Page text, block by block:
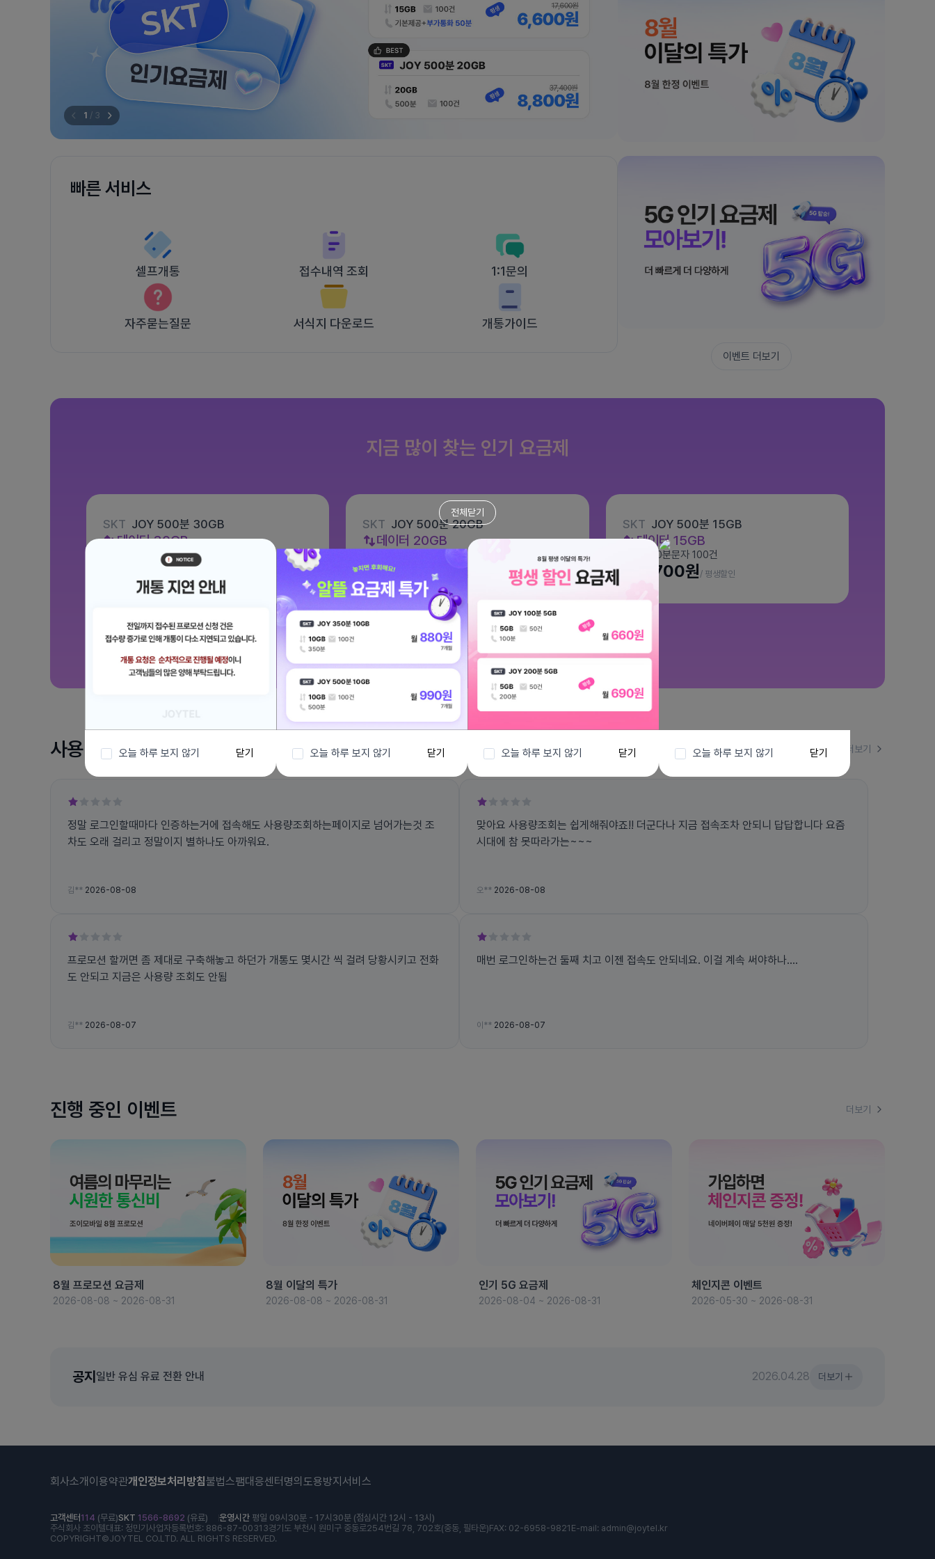
1 / 3
빠른 서비스
셀프개통 접수내역 조회 1:1문의
자주묻는질문 서식지 다운로드 개통가이드
이벤트 더보기
지금 많이 찾는 인기 요금제
SKT JOY 500분 30GB
데이터30GB
문자 100건
월 12,100원
SKT JOY 500분 20GB
데이터 20GB
문자 100건
월 8,800원
SKT JOY 500분 15GB
데이터 15GB
통화 500분문자 100건
월 7,700원 / 평생할인
전체보기
사용 후기 더보기
정말 로그인할때마다 인증하는거에 접속해도 사용량조회하는페이지로 넘어가는것 조
차도 오래 걸리고 정말이지 별하나도 아까워요.
김** 2026-08-08
맞아요 사용량조회는 쉽게해줘야죠!! 더군다나 지금 접속조차 안되니 답답합니다 요즘
시대에 참 못따라가는~~~
오** 2026-08-08
프로모션 할꺼면 좀 제대로 구축해놓고 하던가 개통도 몇시간 씩 걸려 당황시키고 전화
도 안되고 지금은 사용량 조회도 안됨
김** 2026-08-07
매번 로그인하는건 둘째 치고 이젠 접속도 안되네요. 이걸 계속 써야하나....
이** 2026-08-07
진행 중인 이벤트 더보기
8월 프로모션 요금제
2026-08-08 ~ 2026-08-31
8월 이달의 특가
2026-08-08 ~ 2026-08-31
인기 5G 요금제
2026-08-04 ~ 2026-08-31
체인지콘 이벤트
2026-05-30 ~ 2026-08-31
공지 일반 유심 유료 전환 안내 2026.04.28 더보기
회사소개 이용약관개인정보처리방침불법스팸대응센터 명의도용방지서비스
고객센터 114 (무료)SKT 1566-8692 (유료) 운영시간 평일 09시30분 - 17시30분 (점심시간 12시 - 13시)
주식회사 조이텔대표: 정민기 사업자등록번호: 886-87-00313경기도 부천시 원미구 중동로254번길 78, 702호(중동, 필타운)FAX: 02-6958-9821 E-mail: admin@joytel.kr
COPYRIGHT©JOYTEL CO.LTD. ALL RIGHTS RESERVED.
전체닫기
오늘 하루 보지 않기 닫기 오늘 하루 보지 않기 닫기 오늘 하루 보지 않기 닫기 오늘 하루 보지 않기 닫기